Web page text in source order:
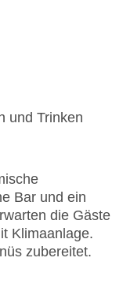
Outdoor Pool:
Mastercard,
Bar und ein
die Gäste
Klimaanlage.
zubereitet.